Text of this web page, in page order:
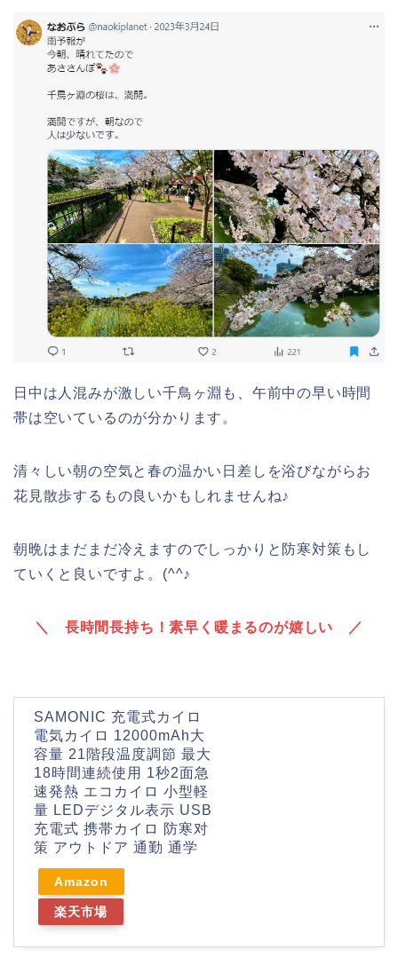
日中は人混みが激しい千鳥ヶ淵も、午前中の早い時間
帯は空いているのが分かります。
清々しい朝の空気と春の温かい日差しを浴びながらお
花見散歩するもの良いかもしれませんね♪
朝晩はまだまだ冷えますのでしっかりと防寒対策もし
ていくと良いですよ。(^^♪
＼ 長時間長持ち！素早く暖まるのが嬉しい ／
SAMONIC 充電式カイロ
電気カイロ 12000mAh大
容量 21階段温度調節 最大
18時間連続使用 1秒2面急
速発熱 エコカイロ 小型軽
量 LEDデジタル表示 USB
充電式 携帯カイロ 防寒对
策 アウトドア 通勤 通学
Amazon
楽天市場